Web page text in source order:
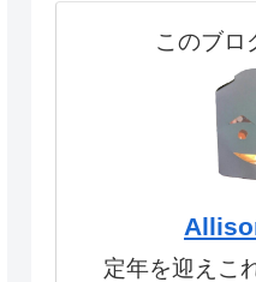
このブロ
定年を迎えこ